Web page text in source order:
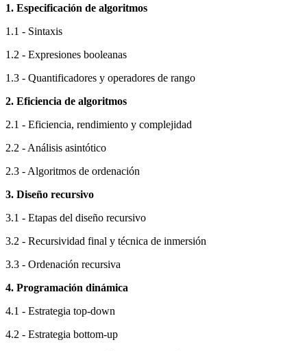
1. Especificación de algoritmos
1.1 - Sintaxis
1.2 - Expresiones booleanas
1.3 - Quantificadores y operadores de rango
2. Eficiencia de algoritmos
2.1 - Eficiencia, rendimiento y complejidad
2.2 - Análisis asintótico
2.3 - Algoritmos de ordenación
3. Diseño recursivo
3.1 - Etapas del diseño recursivo
3.2 - Recursividad final y técnica de inmersión
3.3 - Ordenación recursiva
4. Programación dinámica
4.1 - Estrategia top-down
4.2 - Estrategia bottom-up